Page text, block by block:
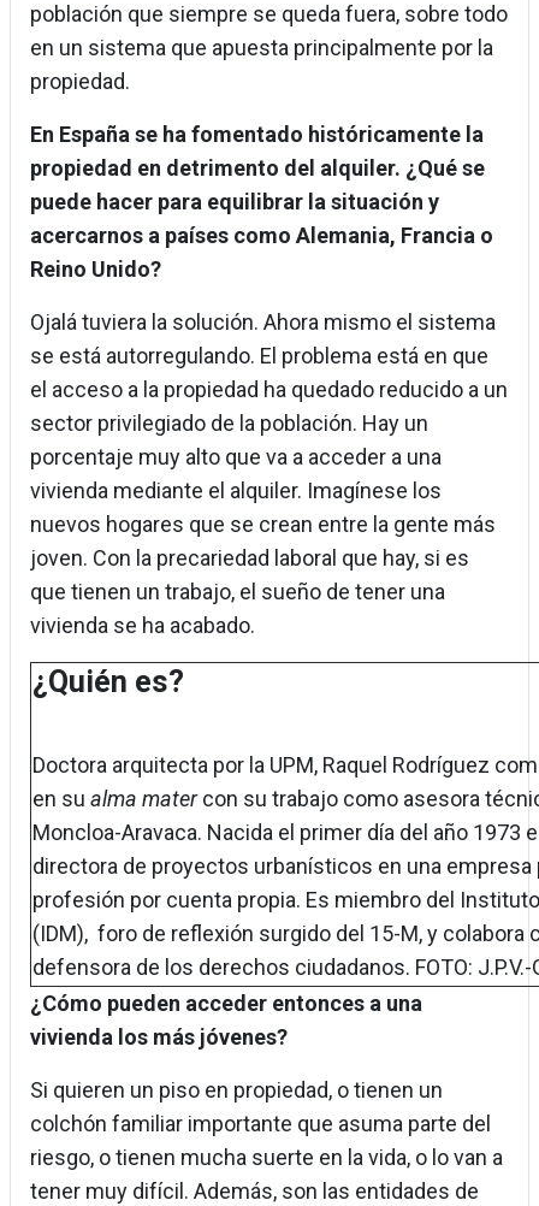
población que siempre se queda fuera, sobre todo
en un sistema que apuesta principalmente por la
propiedad.
En España se ha fomentado históricamente la
propiedad en detrimento del alquiler. ¿Qué se
puede hacer para equilibrar la situación y
acercarnos a países como Alemania, Francia o
Reino Unido?
Ojalá tuviera la solución. Ahora mismo el sistema
se está autorregulando. El problema está en que
el acceso a la propiedad ha quedado reducido a un
sector privilegiado de la población. Hay un
porcentaje muy alto que va a acceder a una
vivienda mediante el alquiler. Imagínese los
nuevos hogares que se crean entre la gente más
joven. Con la precariedad laboral que hay, si es
que tienen un trabajo, el sueño de tener una
vivienda se ha acabado.
¿Quién es?
Doctora arquitecta por la UPM, Raquel Rodríguez
en su alma matercon su trabajo como asesora
Moncloa-Aravaca. Nacida el primer día del año 1973
directora de proyectos urbanísticos en una empresa
profesión por cuenta propia. Es miembro del
(IDM), foro de reflexión surgido del 15-M, y colabora
defensora de los derechos ciudadanos. FOTO: J.P.V.-
¿Cómo pueden acceder entonces a una
vivienda los más jóvenes?
Si quieren un piso en propiedad, o tienen un
colchón familiar importante que asuma parte del
riesgo, o tienen mucha suerte en la vida, o lo van a
tener muy difícil. Además, son las entidades de